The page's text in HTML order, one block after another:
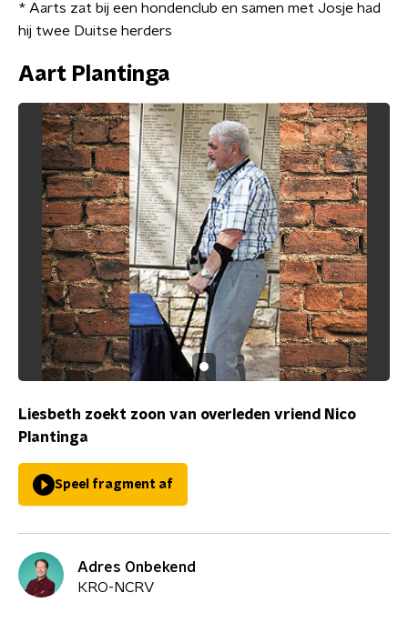
* Aarts zat bij een hondenclub en samen met Josje had
hij twee Duitse herders
Aart Plantinga
Liesbeth zoekt zoon van overleden vriend Nico
Plantinga
Speel fragment af
Adres Onbekend
KRO-NCRV